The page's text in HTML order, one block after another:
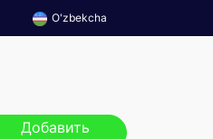
O'zbekcha
Добавить